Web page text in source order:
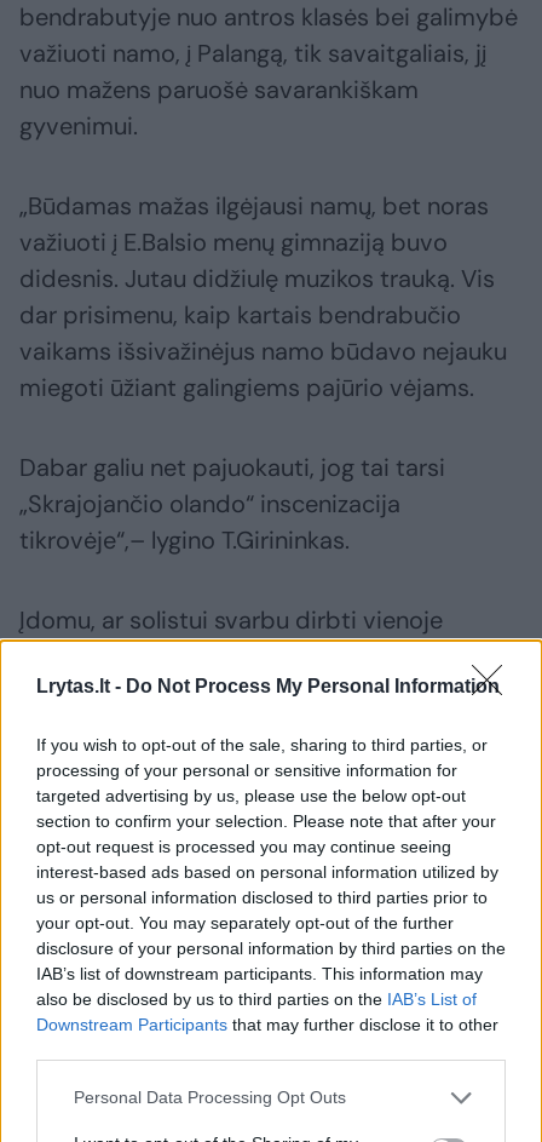
Lrytas.lt - Do Not Process My Personal Information
If you wish to opt-out of the sale, sharing to third parties, or
processing of your personal or sensitive information for
targeted advertising by us, please use the below opt-out
section to confirm your selection. Please note that after your
opt-out request is processed you may continue seeing
interest-based ads based on personal information utilized by
us or personal information disclosed to third parties prior to
your opt-out. You may separately opt-out of the further
disclosure of your personal information by third parties on the
IAB’s list of downstream participants. This information may
also be disclosed by us to third parties on the IAB’s List of
Downstream Participants that may further disclose it to other
Personal Data Processing Opt Outs
bendrabutyje nuo antros klasės bei galimybė
važiuoti namo, į Palangą, tik savaitgaliais, jį
nuo mažens paruošė savarankiškam
gyvenimui.
„Būdamas mažas ilgėjausi namų, bet noras
važiuoti į E.Balsio menų gimnaziją buvo
didesnis. Jutau didžiulę muzikos trauką. Vis
dar prisimenu, kaip kartais bendrabučio
vaikams išsivažinėjus namo būdavo nejauku
miegoti ūžiant galingiems pajūrio vėjams.
Dabar galiu net pajuokauti, jog tai tarsi
„Skrajojančio olando“ inscenizacija
tikrovėje“,– lygino T.Girininkas.
Įdomu, ar solistui svarbu dirbti vienoje
trupėje, ar, kaip tam Olandui, geriau klajoti iš
vieno teatro į kitą ieškant savo vienintelio,
„Negalėčiau atsakyti kategoriškai. Esu
išbandęs abu variantus – dirbau trupėse ir
dainavau kaip kviestinis solistas. Pasirinkau
laisvai samdomo solisto kelią.
Kai yra viena trupė, vienas teatras, mažiau
galimybių išvykti dainuoti svetur. O aš galiu
keliauti po daug šalių bei daug teatrų ir,
manau, tai padeda sparčiau profesiškai